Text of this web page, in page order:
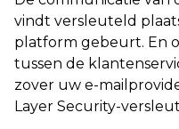
vindt versleuteld
platform gebeurt. En
tussen de
zover uw e-
Layer Security-